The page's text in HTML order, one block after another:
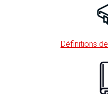
Définitions